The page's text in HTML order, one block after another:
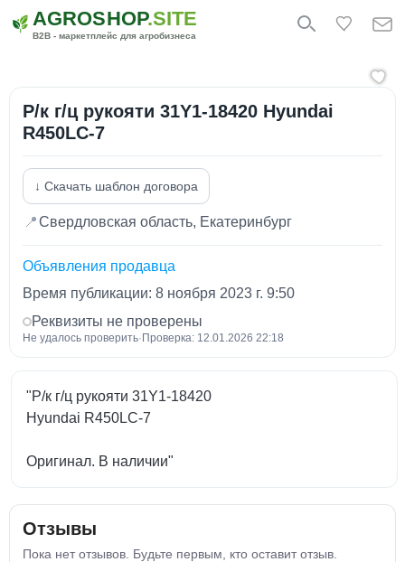
AGROSHOP.SITE
B2B - маркетплейс для агробизнеса
Р/к г/ц рукояти 31Y1-18420 Hyundai
R450LC-7
↓ Скачать шаблон договора
📍Свердловская область, Екатеринбург
Объявления продавца
Время публикации: 8 ноября 2023 г. 9:50
Реквизиты не проверены
Не удалось проверить· Проверка: 12.01.2026 22:18
"Р/к г/ц рукояти 31Y1-18420
Hyundai R450LC-7
Оригинал. В наличии"
Отзывы
Пока нет отзывов. Будьте первым, кто оставит отзыв.